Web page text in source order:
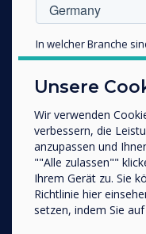
Produkte
Digitales Ökosystem
Interaktive Displays
Großformat-Displays
Digital Signage
Raumbuchung
Software
Unified Comms
Zubehör
Unsere
Wir verwenden
verbessern, die
anzupassen und
""Alle zulassen""
Ihrem Gerät zu. Sie
Richtlinie hier
setzen, indem Sie
In welcher Branche
Bildung
Unternehmen /
Name
Wir möchten Sie
Produkte und